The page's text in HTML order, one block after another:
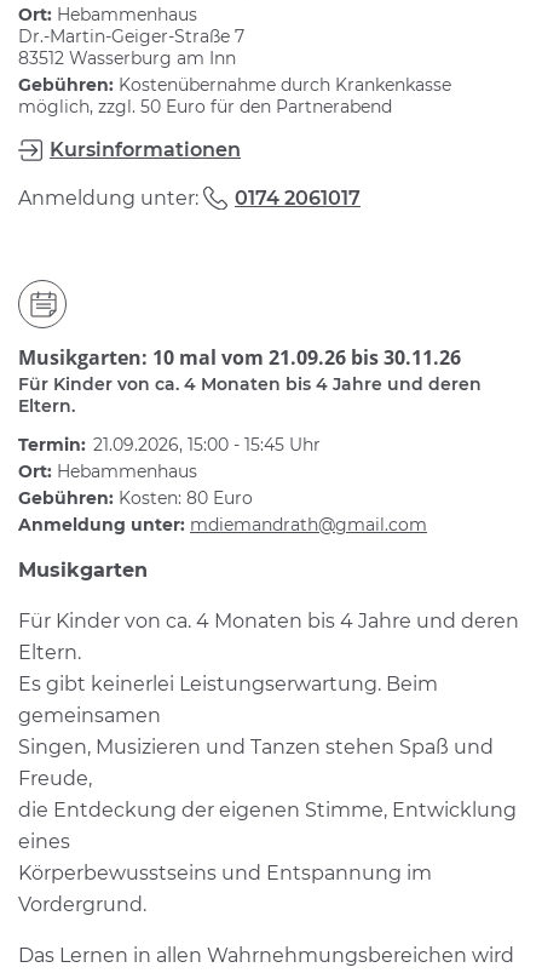
Ort: Hebammenhaus
Dr.-Martin-Geiger-Straße 7
83512 Wasserburg am Inn
Gebühren: Kostenübernahme durch Krankenkasse
möglich, zzgl. 50 Euro für den Partnerabend
Kursinformationen
Anmeldung unter: 0174 2061017
Musikgarten: 10 mal vom 21.09.26 bis 30.11.26
Für Kinder von ca. 4 Monaten bis 4 Jahre und deren
Eltern.
Termin: 21.09.2026, 15:00 - 15:45 Uhr
Ort: Hebammenhaus
Gebühren: Kosten: 80 Euro
Anmeldung unter: mdiemandrath@gmail.com
Musikgarten
Für Kinder von ca. 4 Monaten bis 4 Jahre und deren
Eltern.
Es gibt keinerlei Leistungserwartung. Beim
gemeinsamen
Singen, Musizieren und Tanzen stehen Spaß und
Freude,
die Entdeckung der eigenen Stimme, Entwicklung
eines
Körperbewusstseins und Entspannung im
Vordergrund.
Das Lernen in allen Wahrnehmungsbereichen wird